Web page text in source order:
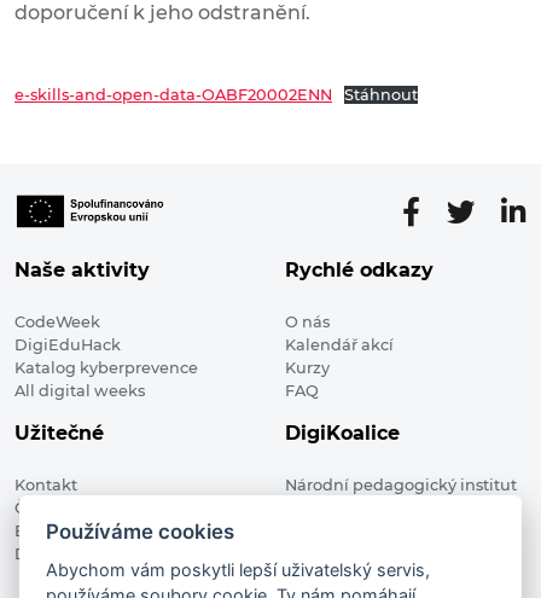
doporučení k jeho odstranění.
e-skills-and-open-data-OABF20002ENN Stáhnout
Naše aktivity
CodeWeek
DigiEduHack
Katalog kyberprevence
All digital weeks
Rychlé odkazy
O nás
Kalendář akcí
Kurzy
FAQ
Užitečné
Kontakt
Členské organizace
Blog
Digitalizace ve vzdělávání
DigiKoalice
Národní pedagogický institut
Používáme cookies
Abychom vám poskytli lepší uživatelský servis,